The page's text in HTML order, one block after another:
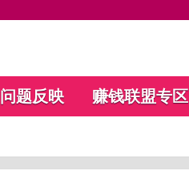
问题反映 赚钱联盟专区